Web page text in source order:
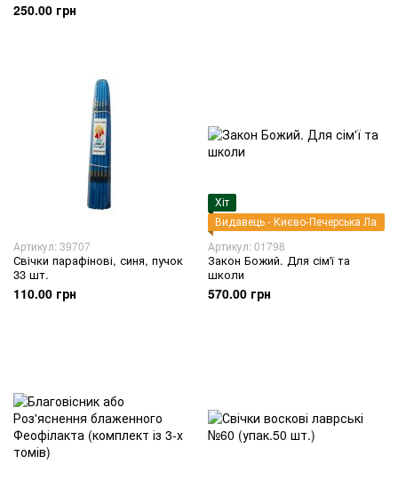
250.00 грн
Артикул: 39707
Свічки парафінові, синя, пучок
33 шт.
110.00 грн
Хіт
Видавець - Києво-Печерська Лавра
Артикул: 01798
Закон Божий. Для сім'ї та
школи
570.00 грн